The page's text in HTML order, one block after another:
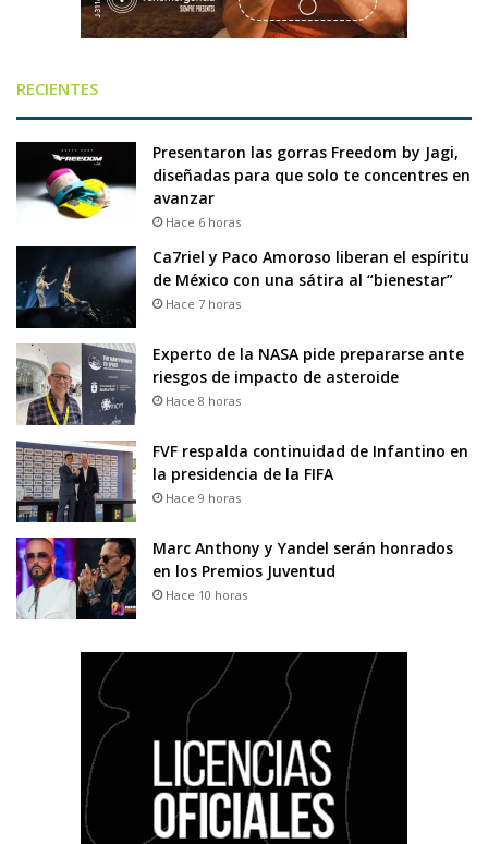
RECIENTES
Presentaron las gorras Freedom by Jagi,
diseñadas para que solo te concentres en
avanzar
Hace 6 horas
Ca7riel y Paco Amoroso liberan el espíritu
de México con una sátira al “bienestar”
Hace 7 horas
Experto de la NASA pide prepararse ante
riesgos de impacto de asteroide
Hace 8 horas
FVF respalda continuidad de Infantino en
la presidencia de la FIFA
Hace 9 horas
Marc Anthony y Yandel serán honrados
en los Premios Juventud
Hace 10 horas